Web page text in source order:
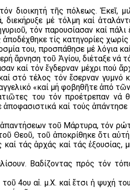
διοικητή τῆς πόλεως. Ἐκεῖ,
μέ τόλμη καί
τόν παρουσίασαν καί
τίς κατηγορίες χωρίς
του, προσπάθησε μέ λόγια
ἄρνηση τοῦ Ἁγίου, διέταξε
καί τόν ἔγδερναν μέχρι πού
στό τέλος τόν ἔσερναν γυμνό
«καί μή φοβηθῆτε ἀπό
του τόν προέτρεπαν
καί τούς
τοῦ Μάρτυρα, τόν
Θεοῦ, τοῦ ἀποκρίθηκε ὅτι
τάς ἀρχάς καί τάς
Βαδίζοντας πρός τόν
4ου αἰ. μ.Χ. καί ἔτσι ἡ ψυχή